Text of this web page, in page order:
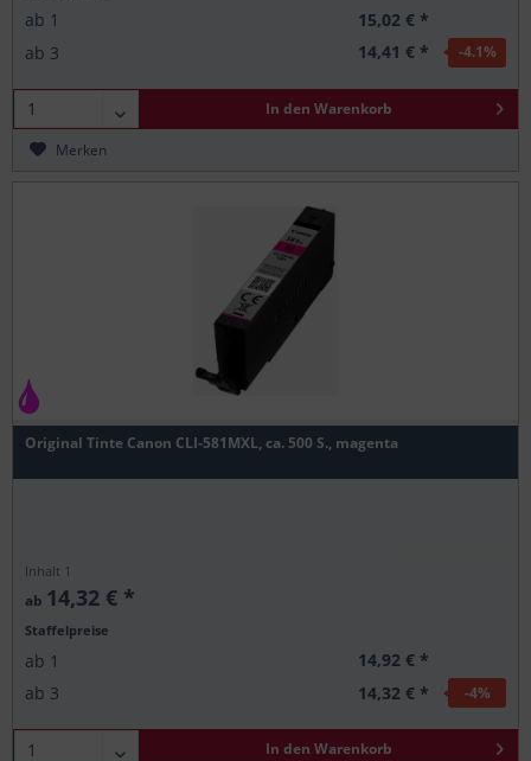
ab 1
15,02 € *
ab 3 14,41 € * -4.1%
In den Warenkorb
Merken
Original Tinte Canon CLI-581MXL, ca. 500 S., magenta
Inhalt 1
ab 14,32 € *
Staffelpreise
ab 1
14,92 € *
ab 3 14,32 € * -4%
In den Warenkorb